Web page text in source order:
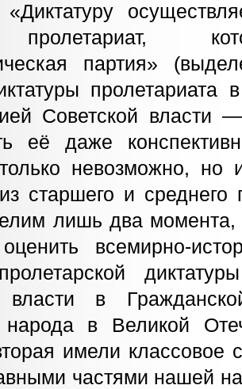
«Диктатуру
партия»
пролетариата
Советской власти
её даже
невозможно, но
старшего и среднего
лишь два
всемирно-
власти в
народа в Великой
имели классовое
частями нашей